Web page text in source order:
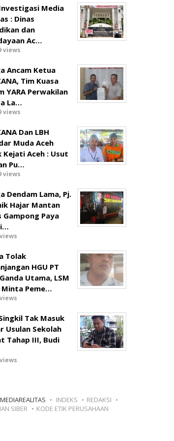
Media
: ‎Dinas
dan
Ac…
views
Ancam Ketua
Tim Kuasa
YARA Perwakilan
La…
views
Dan LBH
Muda Aceh
Kejati Aceh : Usut
Pu…
views
Dendam Lama, Pj.
Hajar Mantan
Gampong Paya
Tolak
HGU PT
Utama, LSM
Minta Peme…
Tak Masuk
Usulan Sekolah
Tahap III, Budi
INDEKS
REDAKSI
SIBER
KODE ETIK PERUSAHAAN